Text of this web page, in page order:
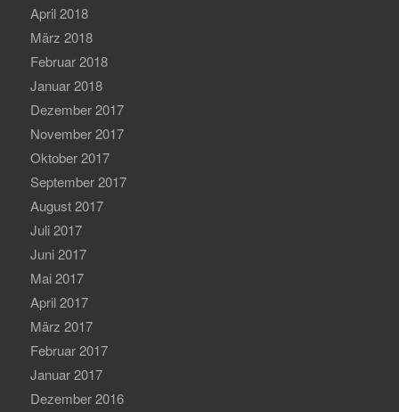
April 2018
März 2018
Februar 2018
Januar 2018
Dezember 2017
November 2017
Oktober 2017
September 2017
August 2017
Juli 2017
Juni 2017
Mai 2017
April 2017
März 2017
Februar 2017
Januar 2017
Dezember 2016